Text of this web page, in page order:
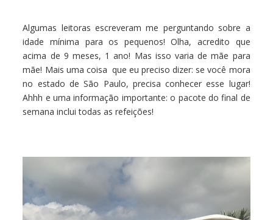
Algumas leitoras escreveram me perguntando sobre a
idade mínima para os pequenos! Olha, acredito que
acima de 9 meses, 1 ano! Mas isso varia de mãe para
mãe! Mais uma coisa que eu preciso dizer: se você mora
no estado de São Paulo, precisa conhecer esse lugar!
Ahhh e uma informação importante: o pacote do final de
semana inclui todas as refeições!